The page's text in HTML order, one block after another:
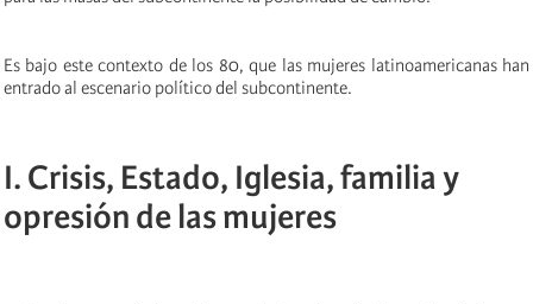
Es bajo este contexto de los 80, que las mujeres latino­americanas han
entrado al escenario político del subcontinente.
I. Crisis, Estado, Iglesia, familia y
opresión de las mujeres